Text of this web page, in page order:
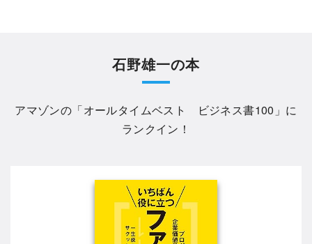
石野雄一の本
アマゾンの「オールタイムベスト ビジネス書100 」に
ランクイン！